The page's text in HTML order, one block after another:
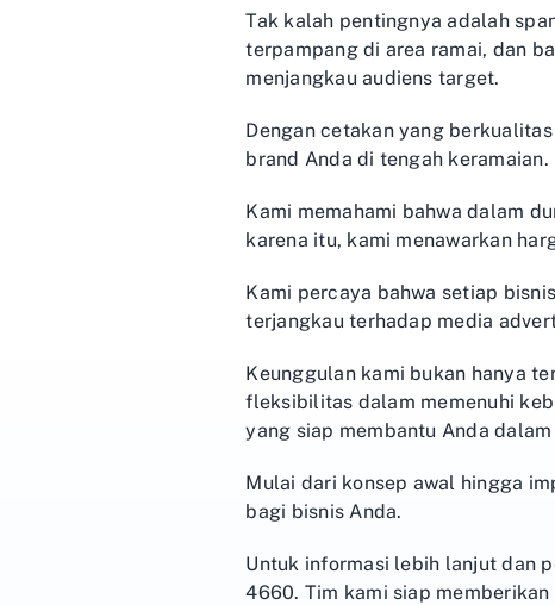
Tak kalah pentingnya adalah
terpampang di area ramai, dan
menjangkau audiens target.
Dengan cetakan yang
brand Anda di tengah keramaian.
Kami memahami bahwa dalam
karena itu, kami menawarkan
Kami percaya bahwa setiap
terjangkau terhadap media
Keunggulan kami bukan hanya
fleksibilitas dalam memenuhi
yang siap membantu Anda
Mulai dari konsep awal hingga
bagi bisnis Anda.
Untuk informasi lebih lanjut dan
4660. Tim kami siap